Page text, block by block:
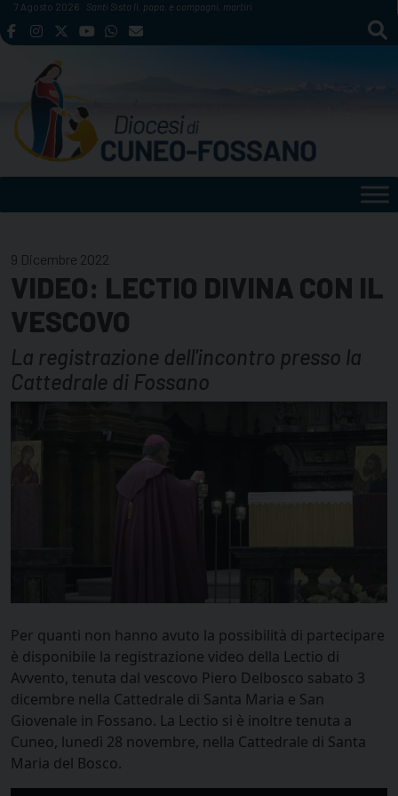
Skip
to
7 Agosto 2026 Santi Sisto II, papa, e compagni, martiri
9 Dicembre 2022
VIDEO: LECTIO DIVINA CON IL
VESCOVO
La registrazione dell'incontro presso la
Cattedrale di Fossano
Per quanti non hanno avuto la possibilità di partecipare
è disponibile la registrazione video della Lectio di
Avvento, tenuta dal vescovo Piero Delbosco sabato 3
dicembre nella Cattedrale di Santa Maria e San
Giovenale in Fossano. La Lectio si è inoltre tenuta a
Cuneo, lunedì 28 novembre, nella Cattedrale di Santa
Maria del Bosco.